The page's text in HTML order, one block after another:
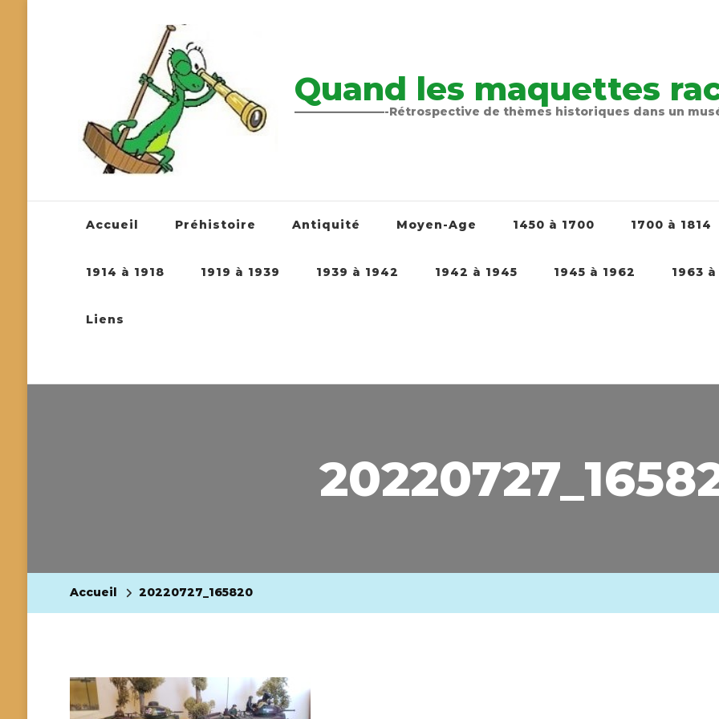
Quand les maquettes
————————-Rétrospective de thèmes historiques dans un
Accueil Préhistoire Antiquité Moyen-Age 1450 à 1700 1700 à 1814
1914 à 1918 1919 à 1939 1939 à 1942 1942 à 1945 1945 à 1962 1963
Liens
Accueil 20220727_165820